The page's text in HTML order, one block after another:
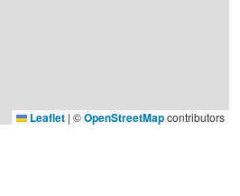
Leaflet | ©OpenStreetMapcontributors